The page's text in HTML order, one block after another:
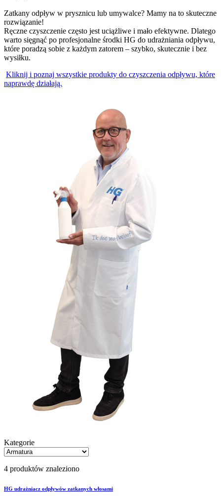
Zatkany odpływ w prysznicu lub umywalce? Mamy na to skuteczne
rozwiązanie!
Ręczne czyszczenie często jest uciążliwe i mało efektywne. Dlatego
warto sięgnąć po profesjonalne środki HG do udrażniania odpływu,
które poradzą sobie z każdym zatorem – szybko, skutecznie i bez
wysiłku.
Kliknij i poznaj wszystkie produkty do czyszczenia odpływu, które
naprawdę działają.
Kategorie
4 produktów znaleziono
HG udrażniacz odpływów zatkanych włosami